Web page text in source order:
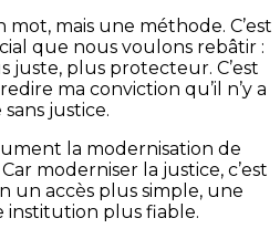
mot, mais une méthode. C’est
que nous voulons rebâtir :
juste, plus protecteur. C’est
ma conviction qu’il n’y a
justice.
la modernisation de
moderniser la justice, c’est
un accès plus simple, une
institution plus fiable.